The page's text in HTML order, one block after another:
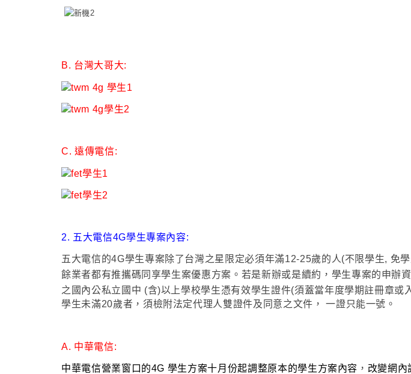
B. 台灣大哥大:
C. 遠傳電信:
2. 五大電信4G學生專案內容:
五大電信的4G學生專案除了台灣之星限定必須年滿12-25歲的人(不限學生, 免
餘業者都有推攜碼同享學生案優惠方案 。若是新辦或是續約 ，學生專案的申辦
之 國內公私立國中 (含)以上學校學生憑有效學生證件(須蓋當年度學期註冊章或
學生未滿20歲者，須檢附法定代理人雙證件及同意之文件 ， 一證只能一號。
A. 中華電信:
中華電信營業窗口的4G 學生方案十月份起調整原本的學生方案內容 ， 改變網內